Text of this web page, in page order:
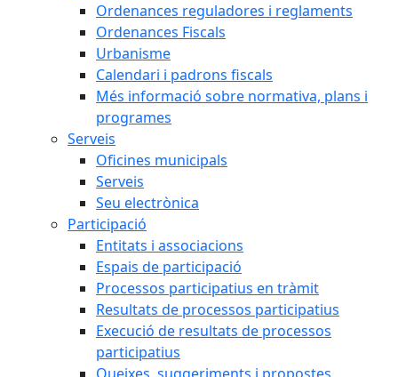
Ordenances reguladores i reglaments
Ordenances Fiscals
Urbanisme
Calendari i padrons fiscals
Més informació sobre normativa, plans i
programes
Serveis
Oficines municipals
Serveis
Seu electrònica
Participació
Entitats i associacions
Espais de participació
Processos participatius en tràmit
Resultats de processos participatius
Execució de resultats de processos
participatius